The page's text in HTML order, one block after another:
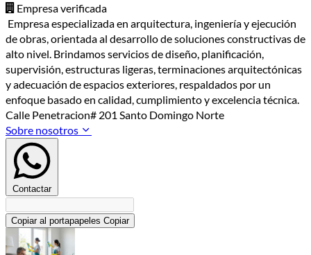
Empresa verificada
Empresa especializada en arquitectura, ingeniería y ejecución
de obras, orientada al desarrollo de soluciones constructivas de
alto nivel. Brindamos servicios de diseño, planificación,
supervisión, estructuras ligeras, terminaciones arquitectónicas
y adecuación de espacios exteriores, respaldados por un
enfoque basado en calidad, cumplimiento y excelencia técnica.
Calle Penetracion# 201 Santo Domingo Norte
Sobre nosotros
Contactar
Copiar al portapapeles Copiar